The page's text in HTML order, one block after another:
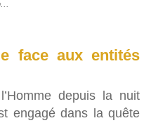
face aux entités
depuis la nuit
engagé dans la quête